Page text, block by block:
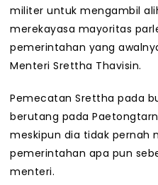
militer untuk mengambil
merekayasa mayoritas
pemerintahan yang
Menteri Srettha Thavisin.
Pemecatan Srettha pada
berutang pada
meskipun dia tidak pernah
pemerintahan apa pun
menteri.